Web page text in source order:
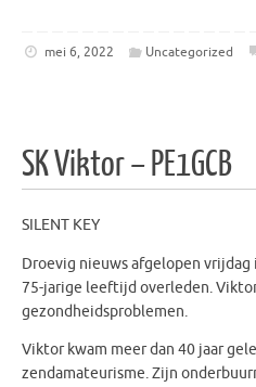
mei 6, 2022 Uncategorized
SK Viktor – PE1GCB
SILENT KEY
Droevig nieuws afgelopen vrijdag
75-jarige leeftijd overleden.
gezondheidsproblemen.
Viktor kwam meer dan 40 jaar
zendamateurisme. Zijn